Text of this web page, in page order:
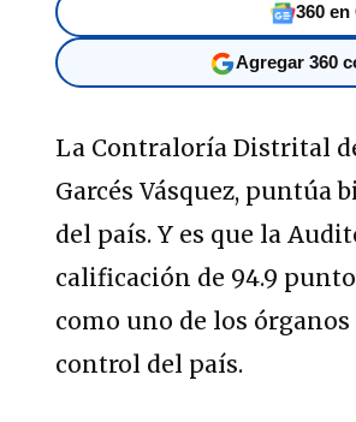
360
Agregar 360
La Contraloría Distrital
Garcés Vásquez, puntúa
del país. Y es que la
calificación de 94.9
como uno de los
control del país.